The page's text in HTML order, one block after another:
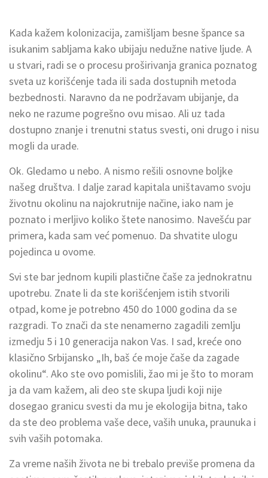
Kada kažem kolonizacija, zamišljam besne špance sa
isukanim sabljama kako ubijaju nedužne native ljude. A
u stvari, radi se o procesu proširivanja granica poznatog
sveta uz korišćenje tada ili sada dostupnih metoda
bezbednosti. Naravno da ne podržavam ubijanje, da
neko ne razume pogrešno ovu misao. Ali uz tada
dostupno znanje i trenutni status svesti, oni drugo i nisu
mogli da urade.
Ok. Gledamo u nebo. A nismo rešili osnovne boljke
našeg društva. I dalje zarad kapitala uništavamo svoju
životnu okolinu na najokrutnije načine, iako nam je
poznato i merljivo koliko štete nanosimo. Navešću par
primera, kada sam već pomenuo. Da shvatite ulogu
pojedinca u ovome.
Svi ste bar jednom kupili plastične čaše za jednokratnu
upotrebu. Znate li da ste korišćenjem istih stvorili
otpad, kome je potrebno 450 do 1000 godina da se
razgradi. To znači da ste nenamerno zagadili zemlju
izmedju 5 i 10 generacija nakon Vas. I sad, kreće ono
klasično Srbijansko „Ih, baš će moje čaše da zagade
okolinu“. Ako ste ovo pomislili, žao mi je što to moram
ja da vam kažem, ali deo ste skupa ljudi koji nije
dosegao granicu svesti da mu je ekologija bitna, tako
da ste deo problema vaše dece, vaših unuka, praunuka i
svih vaših potomaka.
Za vreme naših života ne bi trebalo previše promena da